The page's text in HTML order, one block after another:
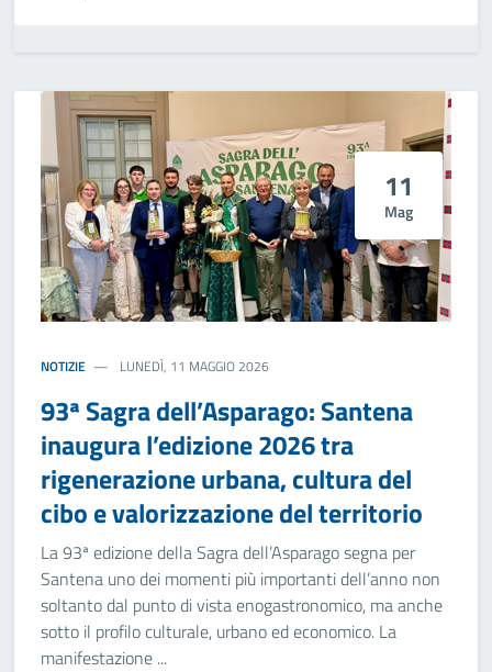
11
Mag
NOTIZIE LUNEDÌ, 11 MAGGIO 2026
93ª Sagra dell’Asparago: Santena
inaugura l’edizione 2026 tra
rigenerazione urbana, cultura del
cibo e valorizzazione del territorio
La 93ª edizione della Sagra dell’Asparago segna per
Santena uno dei momenti più importanti dell’anno non
soltanto dal punto di vista enogastronomico, ma anche
sotto il profilo culturale, urbano ed economico. La
manifestazione ...